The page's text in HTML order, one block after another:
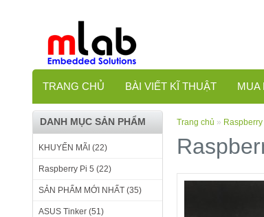
TRANG CHỦ BÀI VIẾT KĨ THUẬT MUA
DANH MỤC SẢN PHẨM
KHUYẾN MÃI (22)
Raspberry Pi 5 (22)
SẢN PHẨM MỚI NHẤT (35)
ASUS Tinker (51)
Trang chủ »